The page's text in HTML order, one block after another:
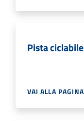
Pista ciclabile
VAI ALLA PAGINA